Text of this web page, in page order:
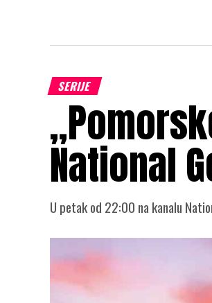
SERIJE
National
U petak od 22:00 na kanalu